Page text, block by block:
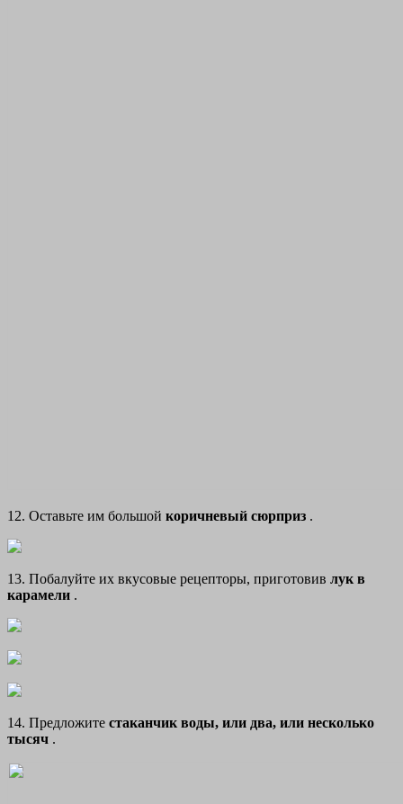
12. Оставьте им большой коричневый сюрприз .
13. Побалуйте их вкусовые рецепторы, приготовив лук в
карамели .
14. Предложите стаканчик воды, или два, или несколько
тысяч .